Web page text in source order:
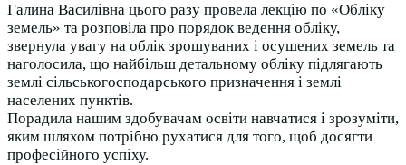
Галина Василівна цього разу провела лекцію по «Обліку
земель» та розповіла про порядок ведення обліку,
звернула увагу на облік зрошуваних і осушених земель та
наголосила, що найбільш детальному обліку підлягають
землі сільськогосподарського призначення і землі
населених пунктів.
Порадила нашим здобувачам освіти навчатися і зрозуміти,
яким шляхом потрібно рухатися для того, щоб досягти
професійного успіху.